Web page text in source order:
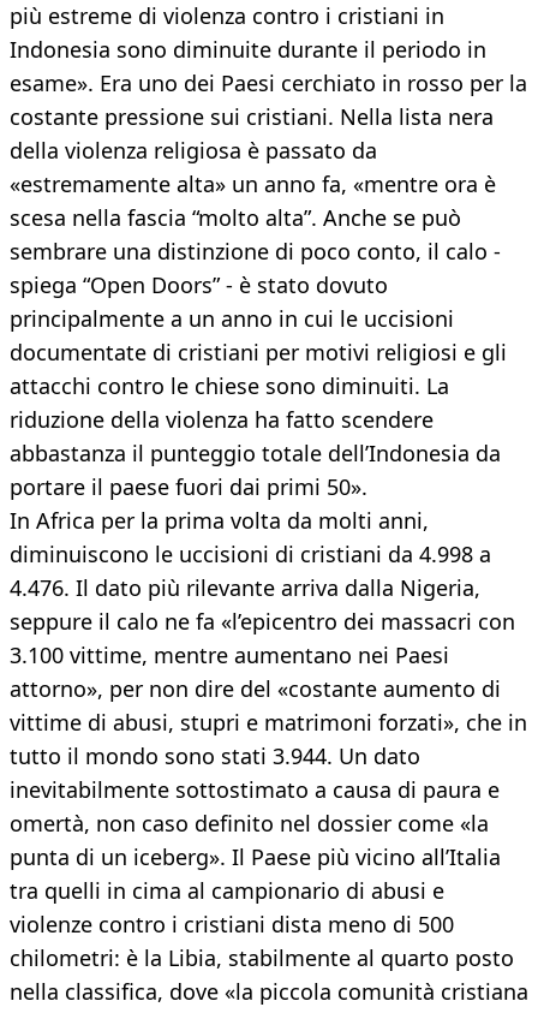
più estreme di violenza contro i cristiani in
Indonesia sono diminuite durante il periodo in
esame». Era uno dei Paesi cerchiato in rosso per la
costante pressione sui cristiani. Nella lista nera
della violenza religiosa è passato da
«estremamente alta» un anno fa, «mentre ora è
scesa nella fascia “molto alta”. Anche se può
sembrare una distinzione di poco conto, il calo -
spiega “Open Doors” - è stato dovuto
principalmente a un anno in cui le uccisioni
documentate di cristiani per motivi religiosi e gli
attacchi contro le chiese sono diminuiti. La
riduzione della violenza ha fatto scendere
abbastanza il punteggio totale dell’Indonesia da
portare il paese fuori dai primi 50».
In Africa per la prima volta da molti anni,
diminuiscono le uccisioni di cristiani da 4.998 a
4.476. Il dato più rilevante arriva dalla Nigeria,
seppure il calo ne fa «l’epicentro dei massacri con
3.100 vittime, mentre aumentano nei Paesi
attorno», per non dire del «costante aumento di
vittime di abusi, stupri e matrimoni forzati», che in
tutto il mondo sono stati 3.944. Un dato
inevitabilmente sottostimato a causa di paura e
omertà, non caso definito nel dossier come «la
punta di un iceberg». Il Paese più vicino all’Italia
tra quelli in cima al campionario di abusi e
violenze contro i cristiani dista meno di 500
chilometri: è la Libia, stabilmente al quarto posto
nella classifica, dove «la piccola comunità cristiana